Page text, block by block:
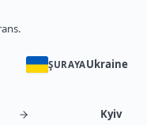
ŞURAYAUkraine
Kyiv